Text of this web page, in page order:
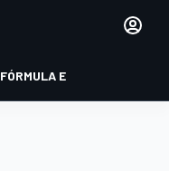
FÓRMULA E